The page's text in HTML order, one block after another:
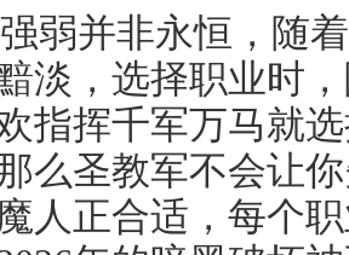
弱并非永恒，随
淡，选择职业时
指挥千军万马就
么圣教军不会让
人正合适，每个